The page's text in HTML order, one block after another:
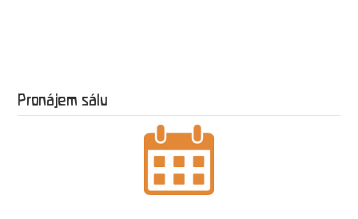
Pronájem sálu